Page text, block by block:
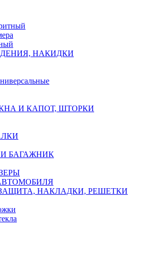
НАКИДКИ
И КАПОТ, ШТОРКИ
БАГАЖНИК
НАКЛАДКИ, РЕШЕТКИ